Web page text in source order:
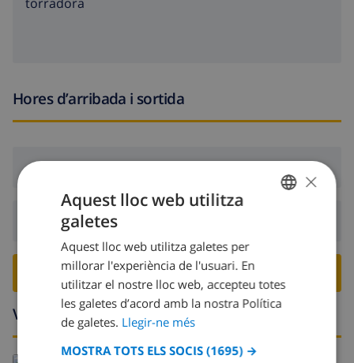
Hores d’arribada i sortida
Sortida:
RESERVA AQUESTA VILLA ›
Voltants
DUTCH
SPANISH
CATALAN
×
Aquest lloc web utilitza
galetes
Aquest lloc web utilitza galetes per
millorar l'experiència de l'usuari. En
utilitzar el nostre lloc web, accepteu totes
les galetes d’acord amb la nostra Política
de galetes. Llegir-ne més
MOSTRA TOTS ELS SOCIS (1695) →